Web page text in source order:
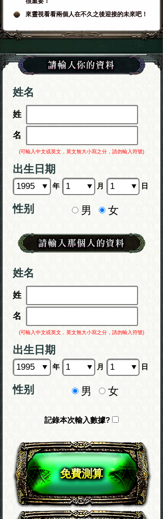
來靈視看看兩個人在不久之後迎接的未來吧！
姓名
姓
名
(可輸入中文或英文，英文無大小寫之分，請勿輸入符號)
出生日期
年 月 日
性别 男 女
姓名
姓
名
(可輸入中文或英文，英文無大小寫之分，請勿輸入符號)
出生日期
年 月 日
性别 男 女
記錄本次輸入數據?
免費測算